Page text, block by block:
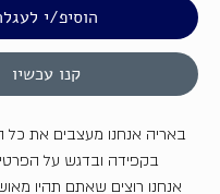
הוסיפ/י
קנו עכשיו
באריה אנחנו מעצבים את כל
בקפידה ובדגש על
אנחנו רוצים שאתם תהיו